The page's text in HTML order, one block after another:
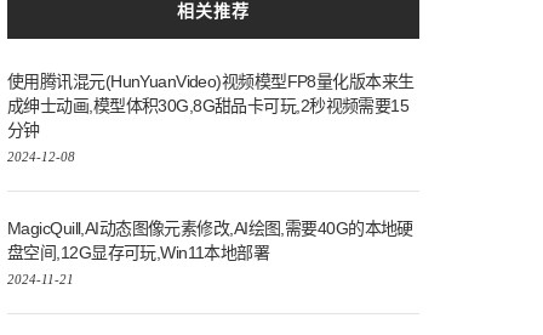
相关推荐
使用腾讯混元(HunYuanVideo)视频模型FP8量化版本来生
成绅士动画,模型体积30G,8G甜品卡可玩,2秒视频需要15
分钟
2024-12-08
MagicQuill,AI动态图像元素修改,AI绘图,需要40G的本地硬
盘空间,12G显存可玩,Win11本地部署
2024-11-21